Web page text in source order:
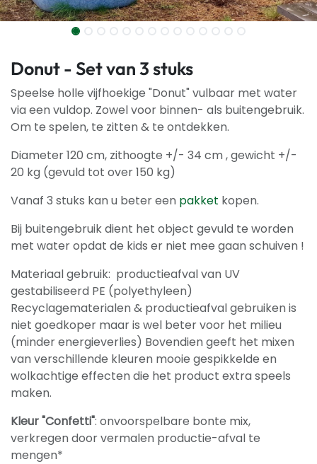
Donut - Set van 3 stuks
Speelse holle vijfhoekige "Donut" vulbaar met water
via een vuldop. Zowel voor binnen- als buitengebruik.
Om te spelen, te zitten & te ontdekken.
Diameter 120 cm, zithoogte +/- 34 cm , gewicht +/-
20 kg (gevuld tot over 150 kg)
Vanaf 3 stuks kan u beter een pakket kopen.
Bij buitengebruik dient het object gevuld te worden
met water opdat de kids er niet mee gaan schuiven !
Materiaal gebruik: productieafval van UV
gestabiliseerd PE (polyethyleen)
Recyclagematerialen & productieafval gebruiken is
niet goedkoper maar is wel beter voor het milieu
(minder energieverlies) Bovendien geeft het mixen
van verschillende kleuren mooie gespikkelde en
wolkachtige effecten die het product extra speels
maken.
Kleur "Confetti": onvoorspelbare bonte mix,
verkregen door vermalen productie-afval te
mengen*